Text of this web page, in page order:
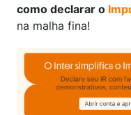
como declarar o
na malha fina!